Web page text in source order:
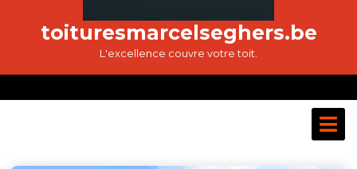
toituresmarcelseghers.be
L'excellence couvre votre toit.